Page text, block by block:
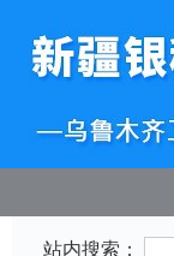
站内搜索：